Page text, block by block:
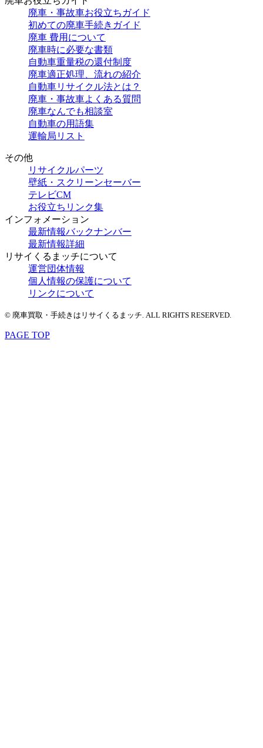
廃車・事故車お役立ちガイド
初めての廃車手続きガイド
廃車 費用について
廃車時に必要な書類
自動車重量税の還付制度
廃車適正処理、流れの紹介
自動車リサイクル法とは？
廃車・事故車よくある質問
廃車なんでも相談室
自動車の用語集
運輸局リスト
その他
リサイクルパーツ
壁紙・スクリーンセーバー
テレビCM
お役立ちリンク集
インフォメーション
最新情報バックナンバー
最新情報詳細
リサイくるまッチについて
運営団体情報
個人情報の保護について
リンクについて
© 廃車買取・手続きはリサイくるまッチ. ALL RIGHTS RESERVED.
PAGE TOP